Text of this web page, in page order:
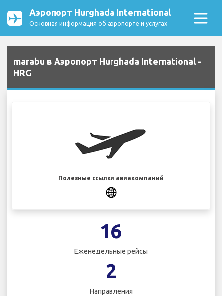
Аэропорт Hurghada International
Основная информация об аэропорте и услугах
marabu в Аэропорт Hurghada International -
HRG
Полезные ссылки авиакомпаний
16
Еженедельные рейсы
2
Направления